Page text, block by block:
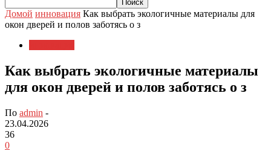
Домой инновация Как выбрать экологичные материалы для
окон дверей и полов заботясь о з
Как выбрать экологичные материалы
для окон дверей и полов заботясь о з
По admin -
23.04.2026
36
0